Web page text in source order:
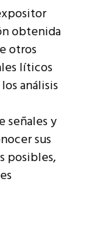
obtenida
otros
líticos
análisis
señales y
sus
posibles,